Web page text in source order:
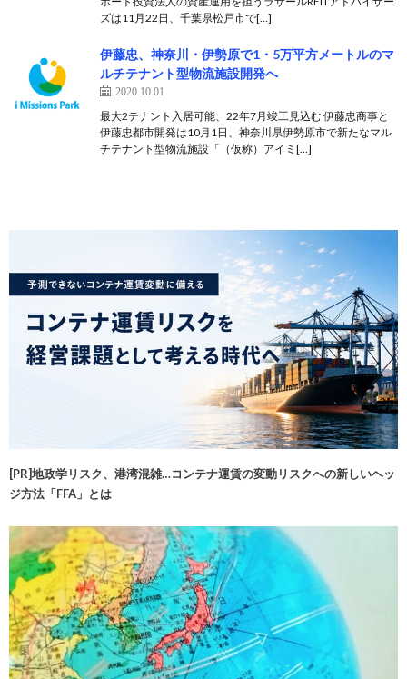
ズは11月22日、千葉県松戸市で[…]
伊藤忠、神奈川・伊勢原で1・5万平方メートルのマ
ルチテナント型物流施設開発へ
2020.10.01
最大2テナント入居可能、22年7月竣工見込む 伊藤忠商事と
伊藤忠都市開発は10月1日、神奈川県伊勢原市で新たなマル
チテナント型物流施設「（仮称）アイミ[…]
[PR]地政学リスク、港湾混雑…コンテナ運賃の変動リスクへの新しいヘッ
ジ方法「FFA」とは